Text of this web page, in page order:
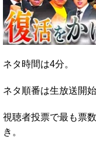
ネタ時間は4分。
ネタ順番は生放送開
視聴者投票で最も票
き。